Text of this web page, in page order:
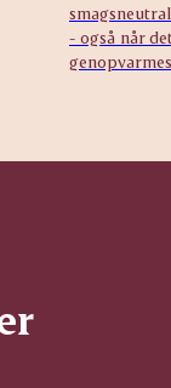
- også når